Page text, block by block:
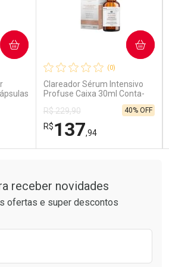
Comprar sem Desconto
Por R$ 189,99/cada
Comprar sem Desconto
Por R$ 189,99/cada
(0)
Clareador Sérum Intensivo
Profuse Caixa 30ml Conta-
R$ 229,90
R$137,94
40% OFF
COMPRAR
Laboratório
Por Menos
receber novidades
ofertas e super descontos